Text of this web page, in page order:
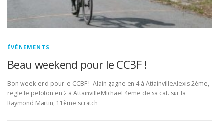
ÉVÉNEMENTS
Beau weekend pour le CCBF !
Bon week-end pour le CCBF ! Alain gagne en 4 à AttainvilleAlexis 2ème,
règle le peloton en 2 à AttainvilleMichael 4ème de sa cat. sur la
Raymond Martin, 11ème scratch